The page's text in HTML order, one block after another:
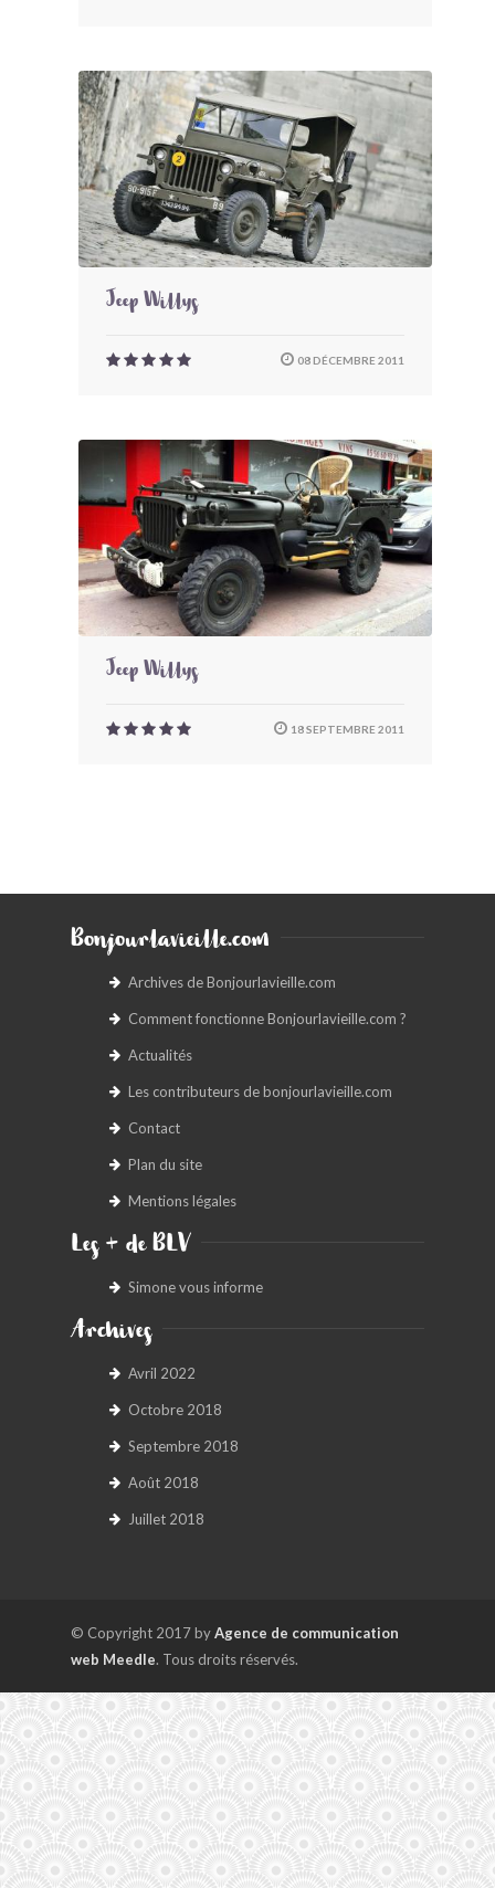
Jeep Willys
08 DÉCEMBRE 2011
Jeep Willys
18 SEPTEMBRE 2011
Bonjourlavieille.com
Archives de Bonjourlavieille.com
Comment fonctionne Bonjourlavieille.com ?
Actualités
Les contributeurs de bonjourlavieille.com
Contact
Plan du site
Mentions légales
Les + de BLV
Simone vous informe
Archives
Avril 2022
Octobre 2018
Septembre 2018
Août 2018
Juillet 2018
© Copyright 2017 byAgence de communication
web Meedle. Tous droits réservés.